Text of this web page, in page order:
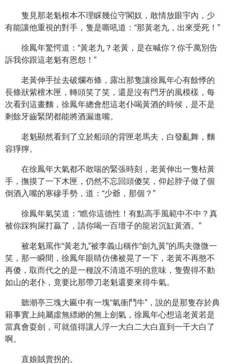
隻見那老魁根本不理睬幾位守閣奴，敢情放眼宇內，少
有能讓他重視的對手，隻是嘶吼道：“那黃老九，出來受死！”
徐鳳年驚愕道：“黃老九？老黃，是在喊你？你千萬別告
訴我你跟這老魁有恩怨！”
老黃伸手扯去破爛布條，露出那隻讓徐鳳年心有餘悸的
長條狀紫檀木匣，轉頭笑了笑，還是沒有門牙的風模樣，每
次看到這畫麵，徐鳳年總會想這老仆喝黃酒的時候，是不是
剩餘牙齒緊閉都能將酒漏進嘴。
老魁顯然看到了立於船頭的背匣老馬夫，白發亂舞，麵
容猙獰。
在徐鳳年大氣都不敢喘的緊張時刻，老黃伸出一隻枯黃
手，撫摸了一下木匣，仍然不忘回頭傻笑，仰起脖子做了個
倒酒入嘴的寒磣手勢，道：“少爺，那個？”
徐鳳年氣笑道：“瞧你這德性！有點高手風範中不中？真
被你踩狗屎打贏了，請你喝一百壇子的龍岩沉缸黃酒。”
被老魁罵作“黃老九”被李義山稱作“劍九黃”的馬夫微微一
笑，那一瞬間，徐鳳年眼睛仿佛被晃了一下，老黃不再憨不
再傻，取而代之的是一種說不清道不明的意味，隻覺得不動
如山的老仆，竟要比那帶刀老魁還要來得牛氣。
聽潮亭三塊大匾中有一塊“氣衝鬥牛”，說的是那隻存於典
籍事實上純屬虛無縹緲的無上劍氣，徐鳳年心想這老黃若是
當真會耍劍，可就值得讓人浮一大白二大白直到一千大白了
啊。
直娘賊賣拐的。